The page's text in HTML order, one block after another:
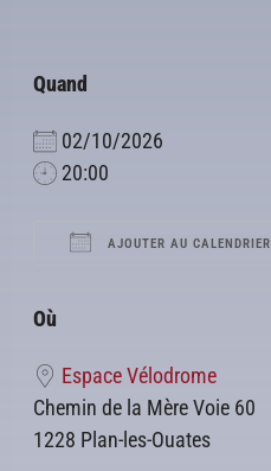
Quand
02/10/2026
20:00
AJOUTER AU CALENDRIER
Où
Espace Vélodrome
Chemin de la Mère Voie 60
1228 Plan-les-Ouates